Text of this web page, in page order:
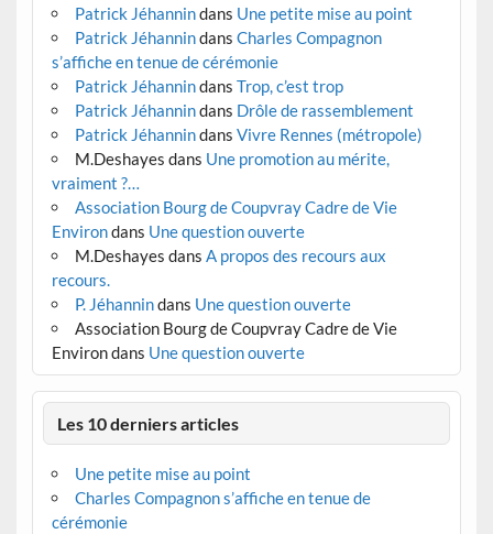
Patrick Jéhannindans Une petite mise au point
Patrick Jéhannindans Charles Compagnon
s’affiche en tenue de cérémonie
Patrick Jéhannindans Trop, c’est trop
Patrick Jéhannindans Drôle de rassemblement
Patrick Jéhannindans Vivre Rennes (métropole)
M.Deshayes dans Une promotion au mérite,
vraiment ?…
Association Bourg de Coupvray Cadre de Vie
Environdans Une question ouverte
M.Deshayes dans A propos des recours aux
recours.
P. Jéhannindans Une question ouverte
Association Bourg de Coupvray Cadre de Vie
Environdans Une question ouverte
Les 10 derniers articles
Une petite mise au point
Charles Compagnon s’affiche en tenue de
cérémonie